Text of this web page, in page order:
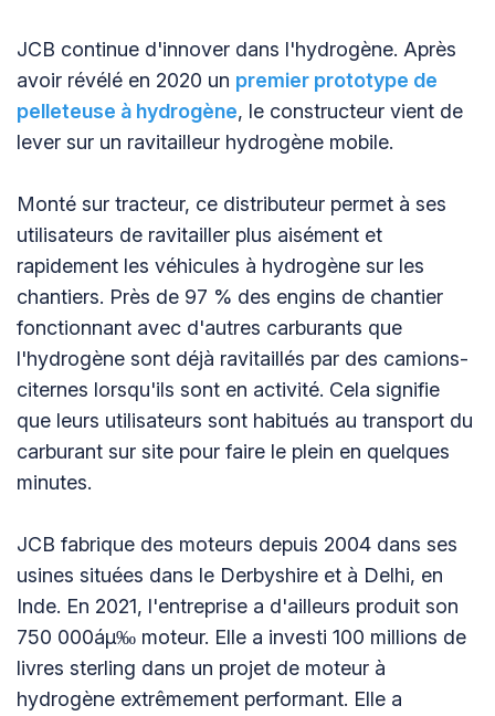
JCB continue d'innover dans l'hydrogène. Après
avoir révélé en 2020 un premier prototype de
pelleteuse à hydrogène, le constructeur vient de
lever sur un ravitailleur hydrogène mobile.
Monté sur tracteur, ce distributeur permet à ses
utilisateurs de ravitailler plus aisément et
rapidement les véhicules à hydrogène sur les
chantiers. Près de 97 % des engins de chantier
fonctionnant avec d'autres carburants que
l'hydrogène sont déjà ravitaillés par des camions-
citernes lorsqu'ils sont en activité. Cela signifie
que leurs utilisateurs sont habitués au transport du
carburant sur site pour faire le plein en quelques
minutes.
JCB fabrique des moteurs depuis 2004 dans ses
usines situées dans le Derbyshire et à Delhi, en
Inde. En 2021, l'entreprise a d'ailleurs produit son
750 000áµ‰ moteur. Elle a investi 100 millions de
livres sterling dans un projet de moteur à
hydrogène extrêmement performant. Elle a